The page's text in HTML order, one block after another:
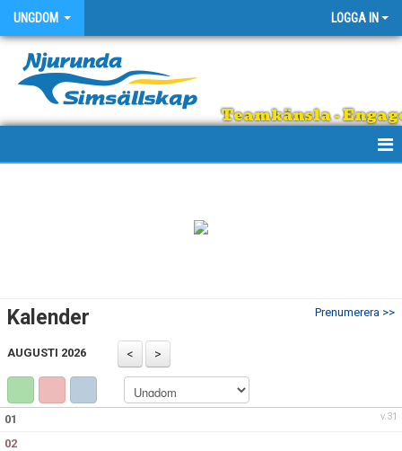
UNGDOM LOGGA IN
Teamkänsla -
Prenumerera >>
Kalender
AUGUSTI 2026
v.31
01
02